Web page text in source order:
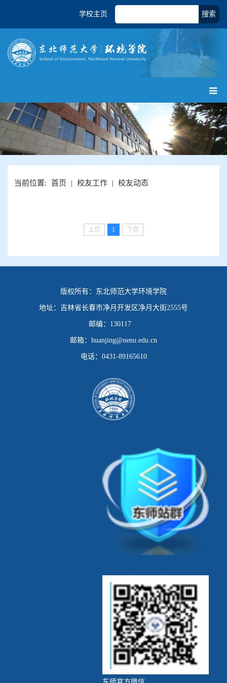
搜索
学校主页
当前位置: 首页 | 校友工作 | 校友动态
上页 1 下页
版权所有： 东北师范大学环境学院
地址： 吉林省长春市净月开发区净月大街2555号
邮编： 130117
邮箱： huanjing@nenu.edu.cn
电话： 0431-89165610